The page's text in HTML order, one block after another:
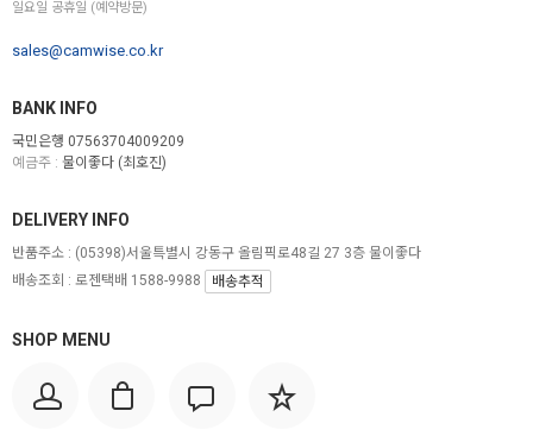
일요일 공휴일 (예약방문)
sales@camwise.co.kr
BANK INFO
국민은행 07563704009209
예금주 : 물이좋다 (최호진)
SHOP MENU
DELIVERY INFO
반품주소 : (05398)서울특별시 강동구 올림픽로48길 27 3층 물이좋다
배송조회 : 로젠택배 1588-9988
배송추적